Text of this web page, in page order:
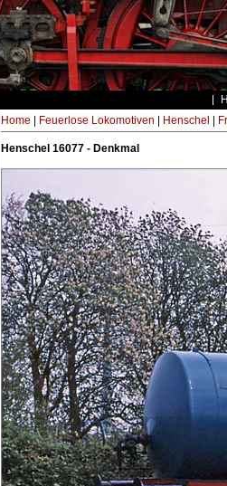
Home Feuerlose Lokomotiven Henschel
Henschel 16077 - Denkmal